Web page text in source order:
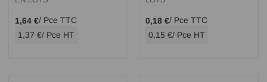
1,64 €/ Pce TTC
1,37 €/ Pce HT
0,18 €/ Pce TTC
0,15 €/ Pce HT